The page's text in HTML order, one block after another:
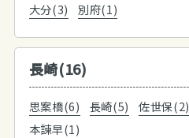
大分(3) 別府(1)
長崎(16)
思案橋(6) 長崎(5) 佐世保(2)
本諫早(1)